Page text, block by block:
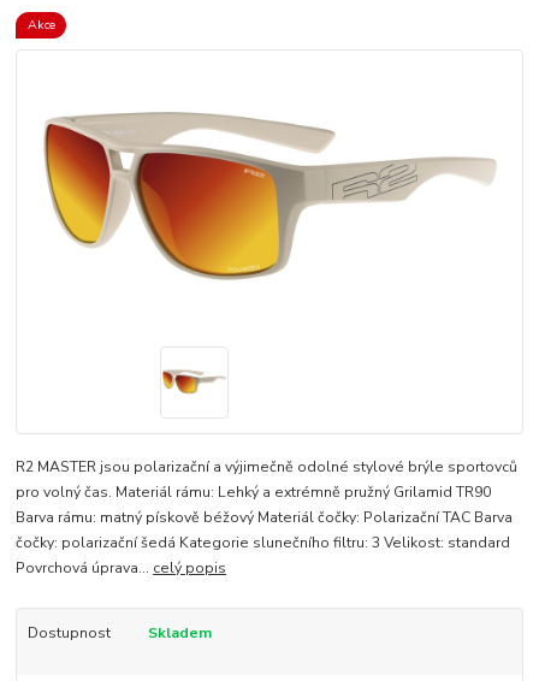
Akce
R2 MASTER jsou polarizační a výjimečně odolné stylové brýle sportovců
pro volný čas. Materiál rámu: Lehký a extrémně pružný Grilamid TR90
Barva rámu: matný pískově béžový Materiál čočky: Polarizační TAC Barva
čočky: polarizační šedá Kategorie slunečního filtru: 3 Velikost: standard
Povrchová úprava... celý popis
Dostupnost Skladem